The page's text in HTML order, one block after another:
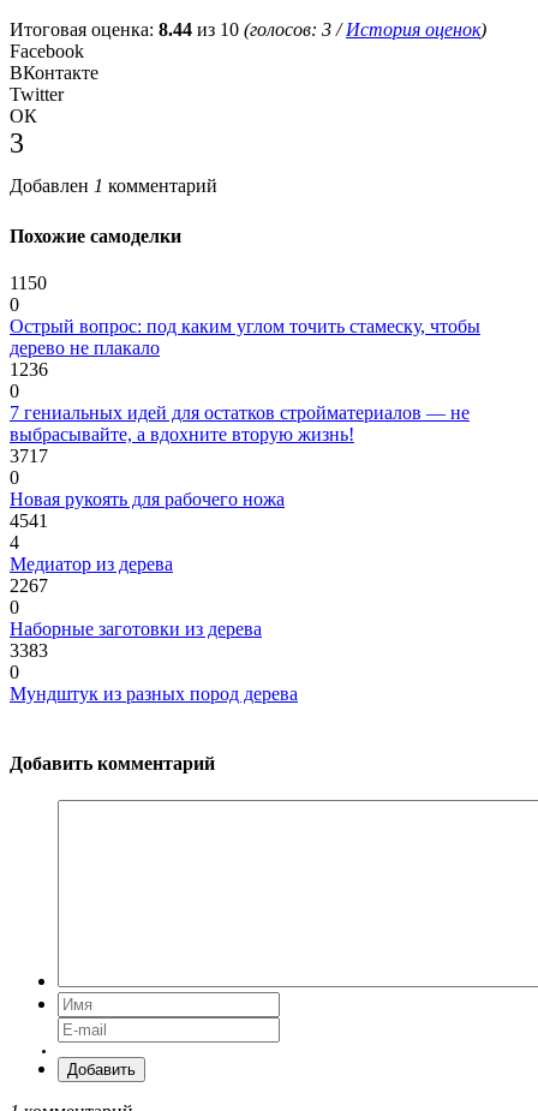
Итоговая оценка: 8.44 из 10 (голосов: 3 /История оценок)
Facebook
ВКонтакте
Twitter
ОК
3
Добавлен 1 комментарий
Похожие самоделки
1150
0
Острый вопрос: под каким углом точить стамеску, чтобы
дерево не плакало
1236
0
7 гениальных идей для остатков стройматериалов — не
выбрасывайте, а вдохните вторую жизнь!
3717
0
Новая рукоять для рабочего ножа
4541
4
Медиатор из дерева
2267
0
Наборные заготовки из дерева
3383
0
Мундштук из разных пород дерева
Добавить комментарий
Добавить